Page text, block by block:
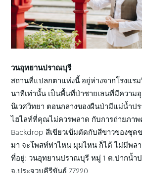
วนอุทยานปราณบุรี
สถานที่แปลกตาแห่งนี้ อยู่ห่างจากโรงแรม
นาทีเท่านั้น เป็นพื้นที่ป่าชายเลนที่มีควา
นิเวศวิทยา ตอนกลางของผืนป่ามีแม่น้ำป
ไฮไลท์ที่คุณไม่ควรพลาด กับการถ่ายภา
Backdrop สีเขียวเข้มตัดกับสีขาวของชุ
มา จะโพสท์ท่าไหน มุมไหน ก็ได้ ไม่มีพล
ที่อยู่: วนอุทยานปราณบุรี หมู่ 1 ต.ปากน้